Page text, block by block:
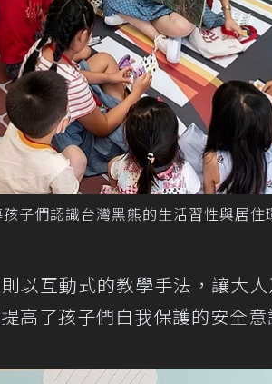
孩子們認識台灣黑熊的生活習性與居
以互動式的教學手法，讓大
高了孩子們自我保護的安全意